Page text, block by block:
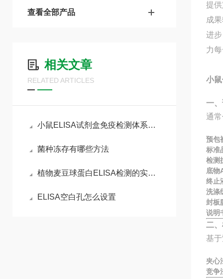
查看全部产品
相关文章
RELATED ARTICLES
小鼠ELISA试剂盒免疫检测体系与动物模型实验实操指南
菌种冻存有哪些方法
植物麦豆球蛋白ELISA检测的实验流程
ELISA空白孔怎么设置
提
成
进
力
小
一
通
预包
标准
检测
底物
终止
洗涤
封板
说明
二
基于
夹心
竞争